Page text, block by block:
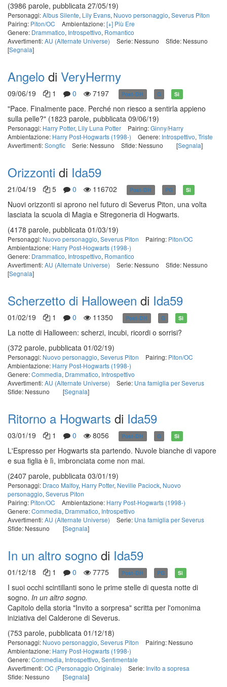
(3986 parole, pubblicata 27/05/19)
Personaggi:Albus Silente, Lily Evans, Nuovo personaggio, Severus Piton
Pairing: Piton/OC Ambientazione:[+] Più Ere
Genere: Drammatico, Introspettivo, Romantico
Avvertimenti:AU (Alternate Universe) Serie: Nessuno
Sfide: Nessuno
[Segnala]
Angelo di VeryHermy
09/06/19 1 0 7197 Post-DH G Sì
"Pace. Finalmente pace. Perché non riesco a sentirla appieno
sulla pelle?" (1823 parole, pubblicata 09/06/19)
Personaggi: Harry Potter, Lily Luna Potter Pairing:Ginny/Harry
Ambientazione: Harry Post-Hogwarts (1998-) Genere: Introspettivo, Triste
Avvertimenti:Songfic Serie: Nessuno Sfide: Nessuno [Segnala]
Orizzonti di Ida59
21/04/19 5 0 116702 Post-DH PG Sì
Nuovi orizzonti si aprono nel futuro di Severus Piton, una volta
lasciata la scuola di Magia e Stregoneria di Hogwarts.
(4178 parole, pubblicata 01/03/19)
Personaggi: Nuovo personaggio, Severus Piton Pairing: Piton/OC
Ambientazione: Harry Post-Hogwarts (1998-)
Genere: Drammatico, Introspettivo, Romantico
Avvertimenti:AU (Alternate Universe) Serie: Nessuno
Sfide: Nessuno
[Segnala]
Scherzetto di Halloween di Ida59
01/02/19 1 0 11350 Post-DH G Sì
La notte di Halloween: scherzi, incubi, ricordi o sorrisi?
(372 parole, pubblicata 01/02/19)
Personaggi: Nuovo personaggio, Severus Piton Pairing: Piton/OC
Ambientazione: Harry Post-Hogwarts (1998-)
Genere:Commedia, Drammatico, Introspettivo
Avvertimenti:AU (Alternate Universe) Serie: Una famiglia per Severus
Sfide: Nessuno
[Segnala]
Ritorno a Hogwarts di Ida59
03/01/19 1 0 8056 Post-DH G Sì
L'Espresso per Hogwarts sta partendo. Nuvole bianche di vapore
e sua figlia è lì, imbronciata come non mai.
(2407 parole, pubblicata 03/01/19)
Personaggi: Draco Malfoy, Harry Potter, Neville Paciock, Nuovo
personaggio, Severus Piton
Pairing: Piton/OC Ambientazione: Harry Post-Hogwarts (1998-)
Genere:Commedia, Drammatico, Introspettivo
Avvertimenti:AU (Alternate Universe) Serie: Una famiglia per Severus
Sfide: Nessuno
[Segnala]
In un altro sogno di Ida59
01/12/18 1 0 7775 Post-DH PG Sì
I suoi occhi scintillanti sono le prime stelle di questa notte di
sogno. In un altro sogno.
Capitolo della storia "Invito a sorpresa" scritta per l'omonima
iniziativa del Calderone di Severus.
(753 parole, pubblicata 01/12/18)
Personaggi: Nuovo personaggio, Severus Piton
Pairing: Nessuno
Ambientazione: Harry Post-Hogwarts (1998-)
Genere:Commedia, Introspettivo, Sentimentale
Avvertimenti:OC (Personaggio Originale) Serie: Invito a sopresa
Sfide: Nessuno
[Segnala]